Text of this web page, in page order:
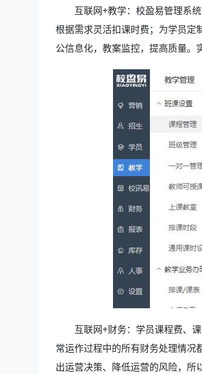
互联网+教学：校盈易管理系统
根据需求灵活扣课时费；为学员定
公信息化，教案监控，提高质量。
互联网+财务：学员课程费、
常运作过程中的所有财务处理情况
出运营决策、降低运营的风险，所